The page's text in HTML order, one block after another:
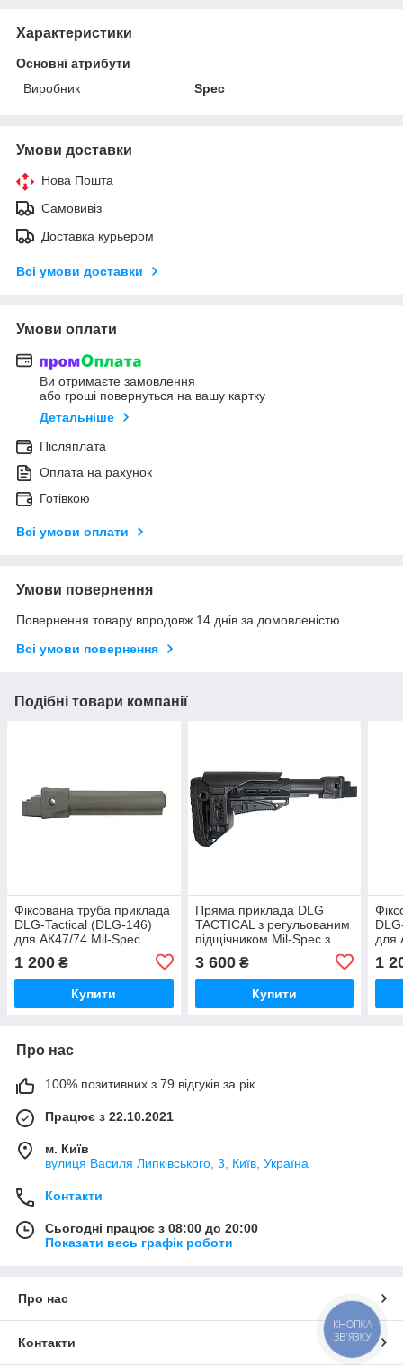
Характеристики
Основні атрибути
Виробник
Spec
Умови доставки
Нова Пошта
Самовивіз
Доставка курьером
Всі умови доставки
Умови оплати
Ви отримаєте замовлення
або гроші повернуться на вашу картку
Детальніше
Післяплата
Оплата на рахунок
Готівкою
Всі умови оплати
Умови повернення
Повернення товару впродовж 14 днів за домовленістю
Всі умови повернення
Подібні товари компанії
Фіксована труба приклада
DLG-Tactical (DLG-146)
для АК47/74 Mil-Spec
1 200 ₴
Купити
Пряма приклада DLG
TACTICAL з регульованим
підщічником Mil-Spec з
сторони)
3 600₴
Купити
для
1
Про нас
100% позитивних з 79 відгуків за рік
Працює з 22.10.2021
м. Київ
вулиця Василя Липківського, 3, Київ, Україна
Контакти
Сьогодні працює з 08:00 до 20:00
Показати весь графік роботи
Про нас
Контакти
КНОПКА
ЗВ'ЯЗКУ